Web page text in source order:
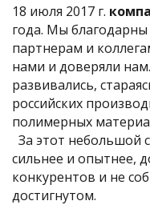
18 июля 2017 г.
года. Мы
партнерам и
нами и доверяли
развивались,
российских
полимерных
За этот небольшой
сильнее и опытнее,
конкурентов и не
достигнутом.